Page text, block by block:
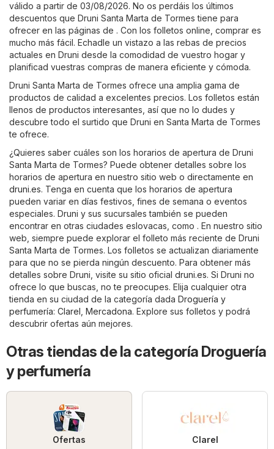
válido a partir de 03/08/2026. No os perdáis los últimos
descuentos que Druni Santa Marta de Tormes tiene para
ofrecer en las páginas de . Con los folletos online, comprar es
mucho más fácil. Echadle un vistazo a las rebas de precios
actuales en Druni desde la comodidad de vuestro hogar y
planificad vuestras compras de manera eficiente y cómoda.
Druni Santa Marta de Tormes ofrece una amplia gama de
productos de calidad a excelentes precios. Los folletos están
llenos de productos interesantes, así que no lo dudes y
descubre todo el surtido que Druni en Santa Marta de Tormes
te ofrece.
¿Quieres saber cuáles son los horarios de apertura de Druni
Santa Marta de Tormes? Puede obtener detalles sobre los
horarios de apertura en nuestro sitio web o directamente en
druni.es. Tenga en cuenta que los horarios de apertura
pueden variar en días festivos, fines de semana o eventos
especiales. Druni y sus sucursales también se pueden
encontrar en otras ciudades eslovacas, como . En nuestro sitio
web, siempre puede explorar el folleto más reciente de Druni
Santa Marta de Tormes. Los folletos se actualizan diariamente
para que no se pierda ningún descuento. Para obtener más
detalles sobre Druni, visite su sitio oficial druni.es. Si Druni no
ofrece lo que buscas, no te preocupes. Elija cualquier otra
tienda en su ciudad de la categoría dada Droguería y
perfumería: Clarel Mercadona. Explore sus folletos y podrá
descubrir ofertas aún mejores.
Otras tiendas de la categoría Droguería
y perfumería
Ofertas Clarel